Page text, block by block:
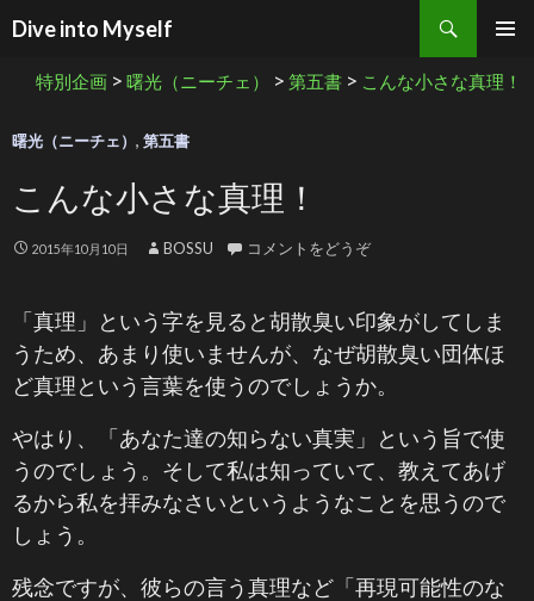
Dive into Myself
検索
特別企画 > 曙光（ニーチェ） > 第五書 > こんな小さな真理！
曙光（ニーチェ） , 第五書
こんな小さな真理！
2015年10月10日 BOSSU コメントをどうぞ
「真理」という字を見ると胡散臭い印象がしてしま
うため、あまり使いませんが、なぜ胡散臭い団体ほ
ど真理という言葉を使うのでしょうか。
やはり、「あなた達の知らない真実」という旨で使
うのでしょう。そして私は知っていて、教えてあげ
るから私を拝みなさいというようなことを思うので
しょう。
残念ですが、彼らの言う真理など「再現可能性のな